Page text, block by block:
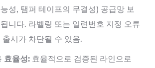
성, 탬퍼 테이프의 무결성) 공급망 보
니다. 라벨링 또는 일련번호 지정 오류
출시가 차단될 수 있음.
효율성: 효율적으로 검증된 라인으로